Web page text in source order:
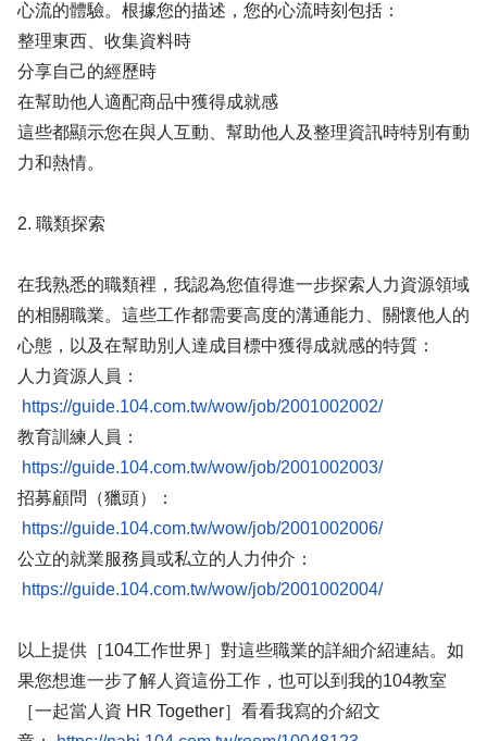
心流的體驗。根據您的描述，您的心流時刻包括：
整理東西、收集資料時
分享自己的經歷時
在幫助他人適配商品中獲得成就感
這些都顯示您在與人互動、幫助他人及整理資訊時特別有動
力和熱情。
2. 職類探索
在我熟悉的職類裡，我認為您值得進一步探索人力資源領域
的相關職業。這些工作都需要高度的溝通能力、關懷他人的
心態，以及在幫助別人達成目標中獲得成就感的特質：
人力資源人員：
https://guide.104.com.tw/wow/job/2001002002/
教育訓練人員：
https://guide.104.com.tw/wow/job/2001002003/
招募顧問（獵頭）：
https://guide.104.com.tw/wow/job/2001002006/
公立的就業服務員或私立的人力仲介：
https://guide.104.com.tw/wow/job/2001002004/
以上提供［104工作世界］對這些職業的詳細介紹連結。如
果您想進一步了解人資這份工作，也可以到我的104教室
［一起當人資 HR Together］看看我寫的介紹文